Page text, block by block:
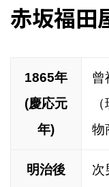
赤坂福田
1865年
(慶応元
年)
曾
物
明治後
次